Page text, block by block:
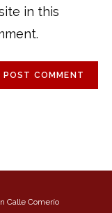
in this
Calle Comerío